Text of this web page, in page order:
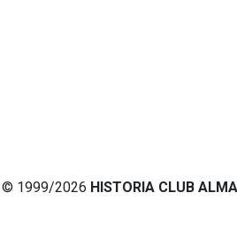
© 1999/2026 HISTORIA CLUB